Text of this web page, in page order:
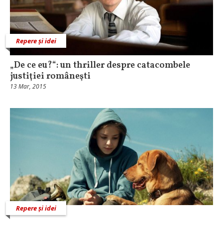
Repere și idei
„De ce eu?“: un thriller despre catacombele
justiţiei româneşti
13 Mar, 2015
Repere și idei